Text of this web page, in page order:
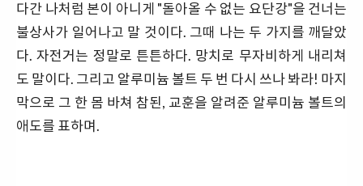
다간 나처럼 본이 아니게 "돌아올 수 없는 요단강"을 건너는
불상사가 일어나고 말 것이다. 그때 나는 두 가지를 깨달았
다. 자전거는 정말로 튼튼하다. 망치로 무자비하게 내리쳐
도 말이다. 그리고 알루미늄 볼트 두 번 다시 쓰나 봐라! 마지
막으로 그 한 몸 바쳐 참된, 교훈을 알려준 알루미늄 볼트의
애도를 표하며.